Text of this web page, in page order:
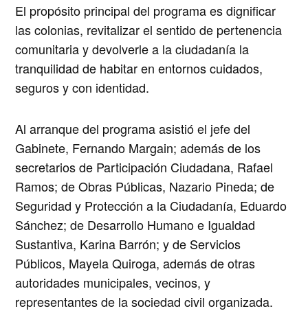
El propósito principal del programa es dignificar
las colonias, revitalizar el sentido de pertenencia
comunitaria y devolverle a la ciudadanía la
tranquilidad de habitar en entornos cuidados,
seguros y con identidad.
Al arranque del programa asistió el jefe del
Gabinete, Fernando Margain; además de los
secretarios de Participación Ciudadana, Rafael
Ramos; de Obras Públicas, Nazario Pineda; de
Seguridad y Protección a la Ciudadanía, Eduardo
Sánchez; de Desarrollo Humano e Igualdad
Sustantiva, Karina Barrón; y de Servicios
Públicos, Mayela Quiroga, además de otras
autoridades municipales, vecinos, y
representantes de la sociedad civil organizada.